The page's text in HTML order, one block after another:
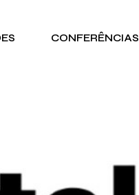
CONFERÊNCIAS